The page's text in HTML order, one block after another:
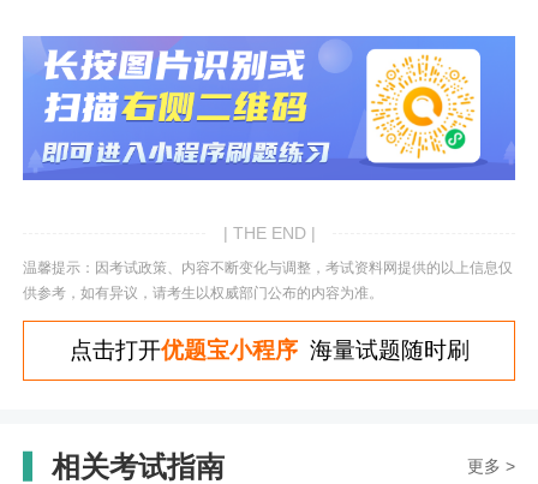
| THE END |
温馨提示：因考试政策、内容不断变化与调整，考试资料网提供的以上信息仅
供参考，如有异议，请考生以权威部门公布的内容为准。
点击打开优题宝小程序海量试题随时刷
相关考试指南 更多 >